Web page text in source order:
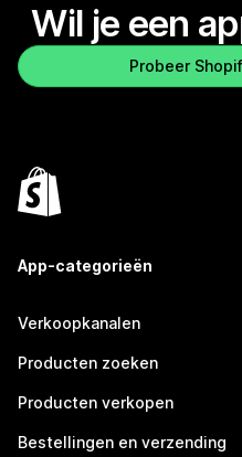
Wil je een
Probeer
App-categorieën
Verkoopkanalen
Producten zoeken
Producten verkopen
Bestellingen en verzending